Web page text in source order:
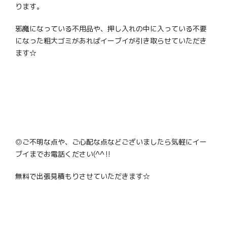
ります。
邪魔になっている不用品や、押し入れの中に入っている不要
になった粗大ゴミがあればイーブイが引き取らせていただき
ます☆
◎ご不明な点や、ご心配な点などございましたら気軽にイー
ブイまでお電話ください(^^‼
無料で出張見積もりさせていただきます☆